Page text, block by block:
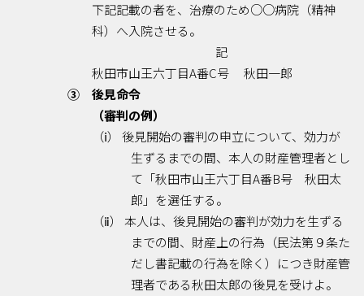
下記記載の者を、治療のため○○病院（精神
科）へ入院させる。
記
秋田市山王六丁目A番C号 秋田一郎
③ 後見命令
（審判の例）
（ⅰ） 後見開始の審判の申立について、効力が
生ずるまでの間、本人の財産管理者とし
て「秋田市山王六丁目A番B号 秋田太
郎」を選任する。
（ⅱ） 本人は、後見開始の審判が効力を生ずる
までの間、財産上の行為（民法第９条た
だし書記載の行為を除く）につき財産管
理者である秋田太郎の後見を受けよ。